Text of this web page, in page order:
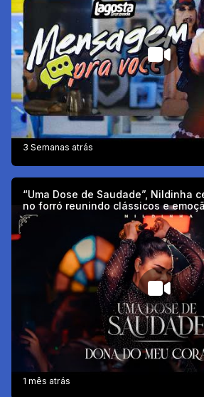
3 Semanas atrás
“Uma Dose de Saudade”, Nildinha
no forró reunindo clássicos e
1 mês atrás